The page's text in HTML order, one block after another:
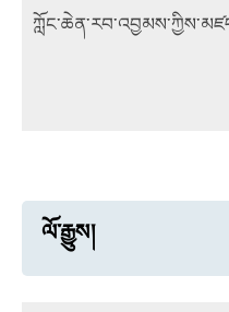
ལོ་རྒྱུས།